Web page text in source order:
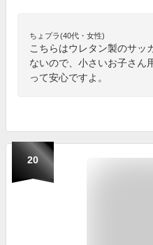
ちょプラ(40代・女性)
こちらはウレタン製のサッ
ないので、小さいお子さん
って安心ですよ。
20